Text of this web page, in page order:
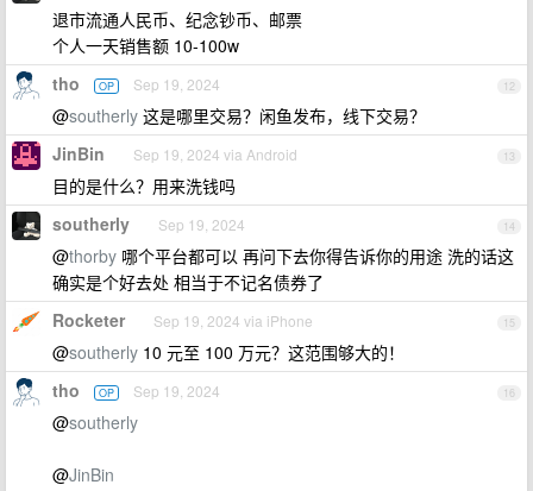
退市流通人民币、纪念钞币、邮票
个人一天销售额 10-100w
12
tho OP Sep 19, 2024
@southerly 这是哪里交易？闲鱼发布，线下交易？
13
JinBin Sep 19, 2024 via Android
目的是什么？用来洗钱吗
14
southerly Sep 19, 2024
@thorby 哪个平台都可以 再问下去你得告诉你的用途 洗的话这
确实是个好去处 相当于不记名债券了
15
Rocketer Sep 19, 2024 via iPhone
@southerly 10 元至 100 万元？这范围够大的！
16
tho OP Sep 19, 2024
@southerly
@JinBin